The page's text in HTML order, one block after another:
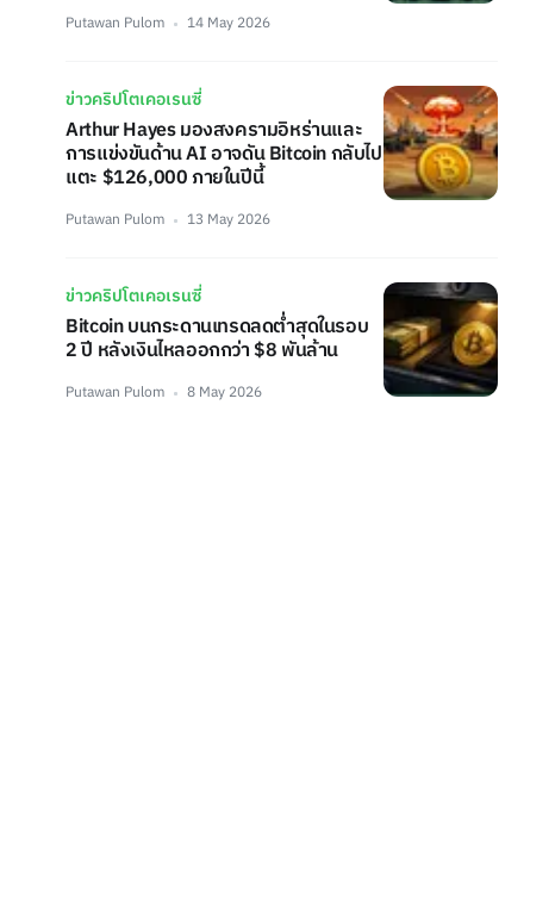
Putawan Pulom 14 May 2026
ข่าวคริปโตเคอเรนซี่
Arthur Hayes มองสงครามอิหร่านและ
การแข่งขันด้าน AI อาจดัน Bitcoin กลับไป
แตะ $126,000 ภายในปีนี้
Putawan Pulom 13 May 2026
ข่าวคริปโตเคอเรนซี่
Bitcoin บนกระดานเทรดลดต่ำสุดในรอบ
2 ปี หลังเงินไหลออกกว่า $8 พันล้าน
Putawan Pulom 8 May 2026